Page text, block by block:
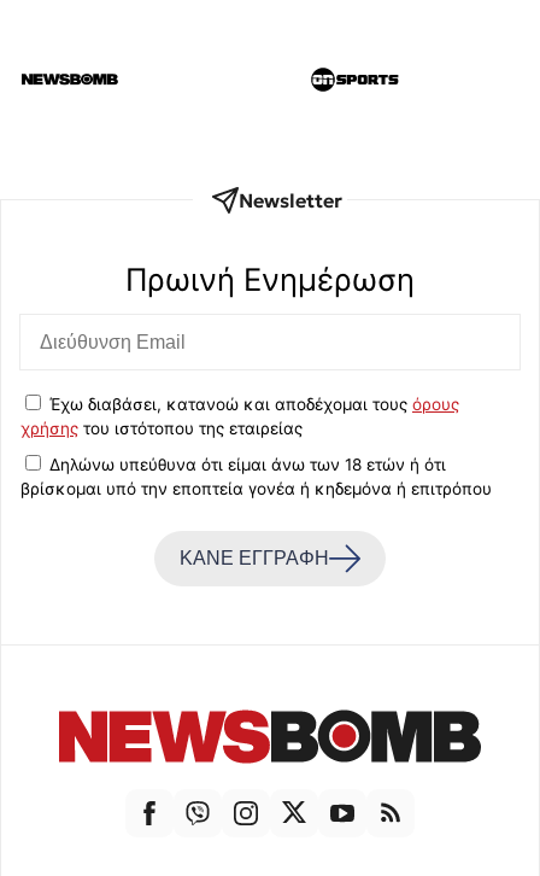
Newsletter
Πρωινή Eνημέρωση
Έχω διαβάσει, κατανοώ και αποδέχομαι τους όρους
χρήσης του ιστότοπου της εταιρείας
Δηλώνω υπεύθυνα ότι είμαι άνω των 18 ετών ή ότι
βρίσκομαι υπό την εποπτεία γονέα ή κηδεμόνα ή επιτρόπου
ΚΑΝΕ ΕΓΓΡΑΦΗ